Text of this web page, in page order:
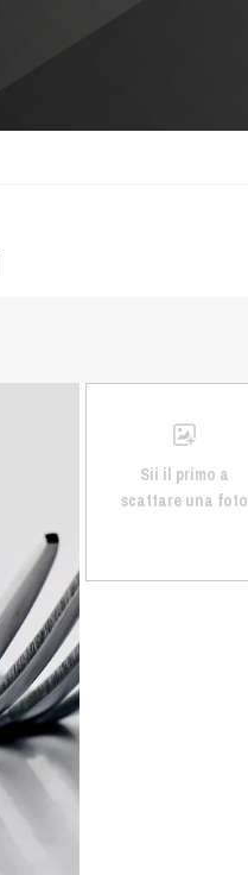
Sii il primo a
scattare una foto